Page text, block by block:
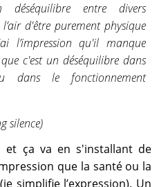
entre divers
d'être purement physique
l’impression qu'il manque
c'est un déséquilibre dans
dans le fonctionnement
silence)
et ça va en s'installant de
que la santé ou la
simplifie l’expression). Un